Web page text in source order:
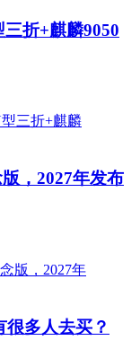
折+麒麟9050
，2027年发布
很多人去买？